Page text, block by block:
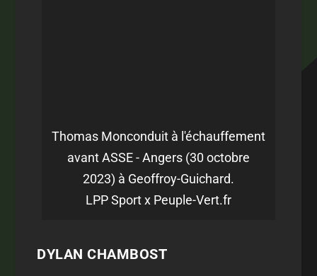
Thomas Monconduit à l'échauffement
avant ASSE - Angers (30 octobre
2023) à Geoffroy-Guichard.
LPP Sport x Peuple-Vert.fr
DYLAN CHAMBOST